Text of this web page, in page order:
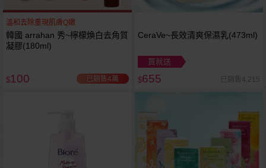
溫和去除重現肌膚Q嫩
韓國 arrahan 秀~檸檬煥白去角質
凝膠(180ml)
$100 已銷售4萬
CeraVe~長效清爽保濕乳(473ml)
買就送
$655 已銷售4,215